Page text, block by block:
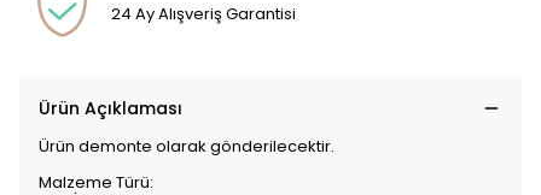
24 Ay Alışveriş Garantisi
Ürün Açıklaması
Ürün demonte olarak gönderilecektir.
Malzeme Türü: